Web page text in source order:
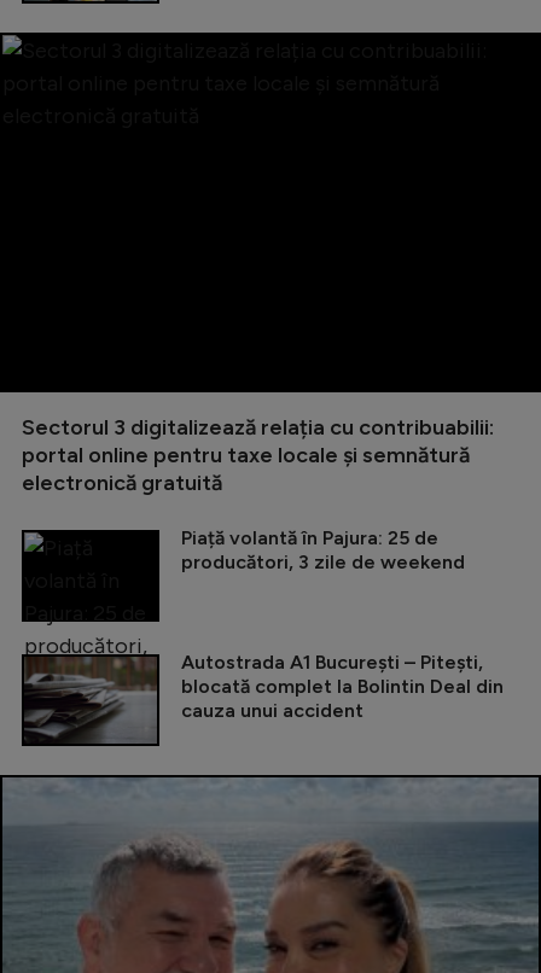
Sectorul 3 digitalizează relația cu contribuabilii:
portal online pentru taxe locale și semnătură
electronică gratuită
Piață volantă în Pajura: 25 de
producători, 3 zile de weekend
Autostrada A1 București – Pitești,
blocată complet la Bolintin Deal din
cauza unui accident